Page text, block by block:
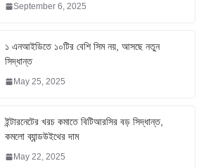
September 6, 2025
১ এনআইডিতে ১০টির বেশি সিম নয়, আসছে নতুন
সিদ্ধান্ত
May 25, 2025
ইন্টারনেটের খরচ কমাতে বিটিআরসির বড় সিদ্ধান্ত,
কমলো ব্যান্ডউইথের দাম
May 22, 2025